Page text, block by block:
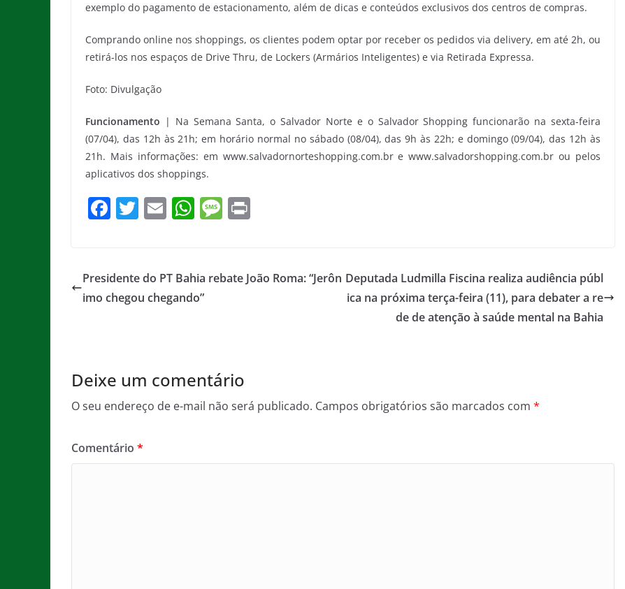
exemplo do pagamento de estacionamento, além de dicas e conteúdos exclusivos dos centros de compras.
Comprando online nos shoppings, os clientes podem optar por receber os pedidos via delivery, em até 2h, ou
retirá-los nos espaços de Drive Thru, de Lockers (Armários Inteligentes) e via Retirada Expressa.
Foto: Divulgação
Funcionamento | Na Semana Santa, o Salvador Norte e o Salvador Shopping funcionarão na sexta-feira
(07/04), das 12h às 21h; em horário normal no sábado (08/04), das 9h às 22h; e domingo (09/04), das 12h às
21h. Mais informações: em www.salvadornorteshopping.com.br e www.salvadorshopping.com.br ou pelos
aplicativos dos shoppings.
F
e
b
T
er
E
l
W
s
A
M
a
Presidente do PT Bahia rebate João Roma: “Jerôn
imo chegou chegando”
Deputada Ludmilla Fiscina realiza audiência públ
ica na próxima terça-feira (11), para debater a re
de de atenção à saúde mental na Bahia
Deixe um comentário
O seu endereço de e-mail não será publicado. Campos obrigatórios são marcados com *
Comentário *